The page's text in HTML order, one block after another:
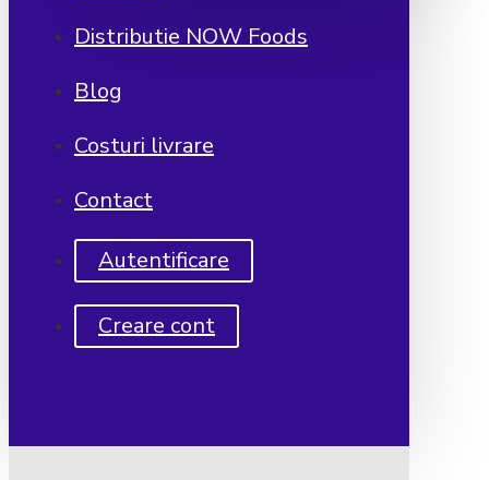
Distributie NOW Foods
Blog
Costuri livrare
Contact
Autentificare
Creare cont